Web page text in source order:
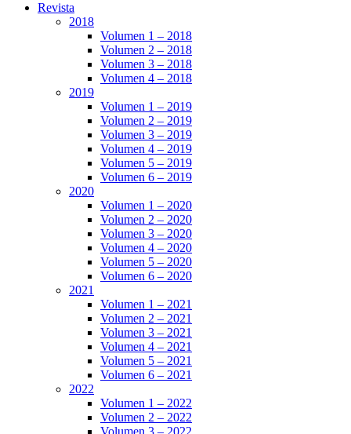
Revista
2018
Volumen 1 – 2018
Volumen 2 – 2018
Volumen 3 – 2018
Volumen 4 – 2018
2019
Volumen 1 – 2019
Volumen 2 – 2019
Volumen 3 – 2019
Volumen 4 – 2019
Volumen 5 – 2019
Volumen 6 – 2019
2020
Volumen 1 – 2020
Volumen 2 – 2020
Volumen 3 – 2020
Volumen 4 – 2020
Volumen 5 – 2020
Volumen 6 – 2020
2021
Volumen 1 – 2021
Volumen 2 – 2021
Volumen 3 – 2021
Volumen 4 – 2021
Volumen 5 – 2021
Volumen 6 – 2021
2022
Volumen 1 – 2022
Volumen 2 – 2022